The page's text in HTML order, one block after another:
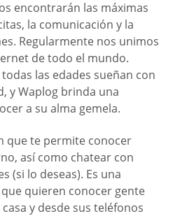
encontrarán las máximas
la comunicación y la
Regularmente nos unimos
de todo el mundo.
las edades sueñan con
y Waplog brinda una
a su alma gemela.
que te permite conocer
así como chatear con
(si lo deseas). Es una
quieren conocer gente
y desde sus teléfonos